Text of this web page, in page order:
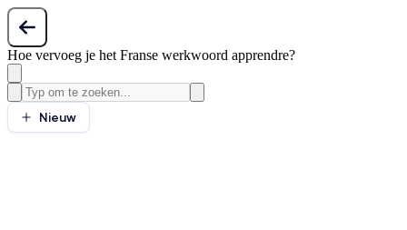
Hoe vervoeg je het Franse werkwoord apprendre?
Nieuw